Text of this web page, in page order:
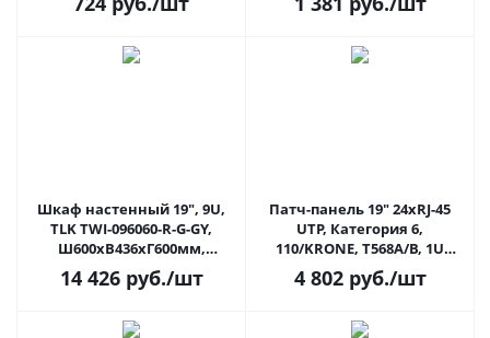
ExeGate PDU-19H802 Al-8S-
Шкаф настенный 19", 9U,
TLK TWI-096060-R-G-GY,
Ш600xВ436хГ600мм,
стеклянная дверь, серый
14 426руб./шт
Патч-панель 19" 24xRJ-45
UTP, Категория 6,
110/KRONE, T568A/B, 1U
неэкранированная, с
органайзером, черная
1U-BK
4 802руб./шт